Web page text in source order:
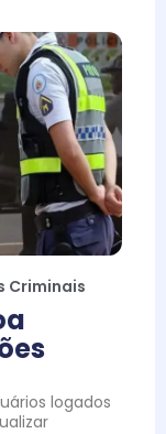
Criminais
logados